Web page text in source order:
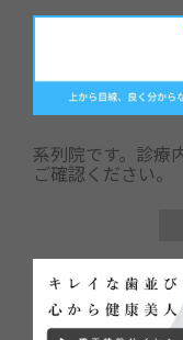
系列院です。診療
ご確認ください。